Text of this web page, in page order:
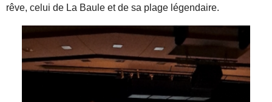
rêve, celui de La Baule et de sa plage légendaire.